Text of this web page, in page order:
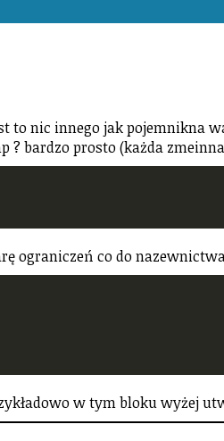
to nic innego jak
? bardzo prosto (każda
ograniczeń co do
w tym bloku wyżej